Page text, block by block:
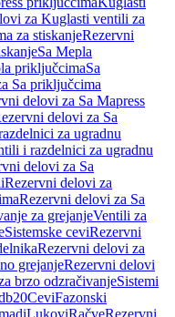
za Kuglasti ventili za
za stiskanjeRezervni
Sa Mepla
priključcimaSa
Sa priključcima
delovi za Sa Mapress
delovi za Sa
za ugradnu
i razdelnici za ugradnu
delovi za Sa
Rezervni delovi za
Rezervni delovi za Sa
za grejanjeVentili za
Sistemske ceviRezervni
Rezervni delovi za
grejanjeRezervni delovi
brzo odzračivanjeSistemi
CeviFazonski
LukoviRačveRezervni